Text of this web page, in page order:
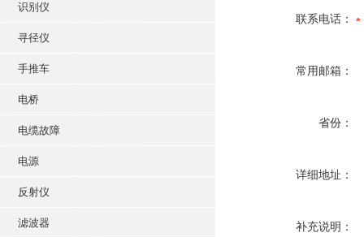
识别仪
寻径仪
手推车
电桥
电缆故障
电源
反射仪
滤波器
联系电话：
常用邮箱：
省份：
详细地址：
补充说明：